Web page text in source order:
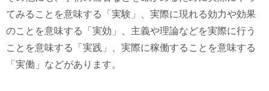
てみることを意味する「実験」、実際に現れる効力や効果
のことを意味する「実効」、主義や理論などを実際に行う
ことを意味する「実践」、実際に稼働することを意味する
「実働」などがあります。